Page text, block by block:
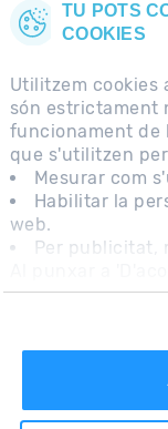
TU POTS
COOKIES
Utilitzem cookies
són estrictament
funcionament de
que s'utilitzen
Mesurar com
Habilitar la
web.
Per publicitat,
instal·lació de
CONTACTE
PREGUNTES